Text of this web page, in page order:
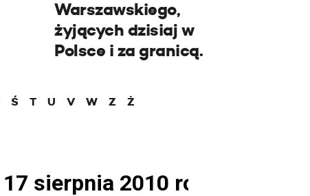
Warszawskiego,
żyjących dzisiaj w
Polsce i za granicą.
Ś T U V W Z
Ż